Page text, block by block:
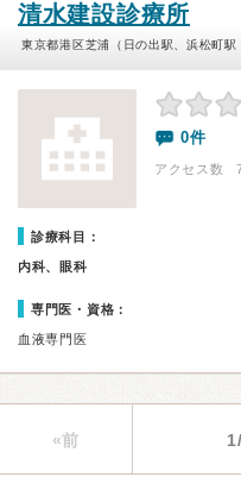
清水建設診療所
東京都港区芝浦（日の出駅、浜松町駅
0件
アクセス数
診療科目：
内科、眼科
専門医・資格：
血液専門医
«前